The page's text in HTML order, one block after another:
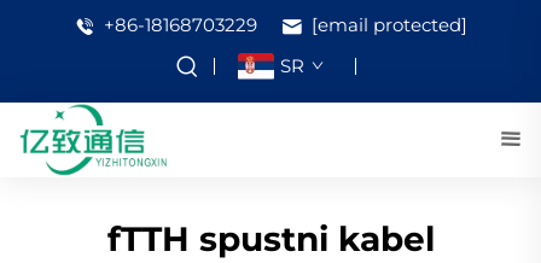
+86-18168703229
[email protected]
SR
fTTH spustni kabel